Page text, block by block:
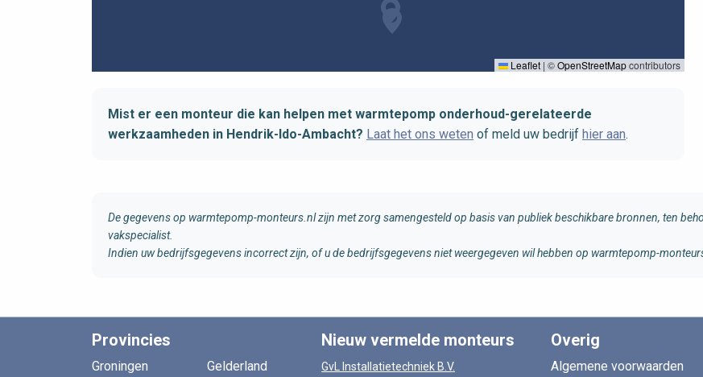
Leaflet | ©OpenStreetMapcontributors
Mist er een monteur die kan helpen met warmtepomp onderhoud-gerelateerde
werkzaamheden in Hendrik-Ido-Ambacht? Laat het ons weten of meld uw bedrijf hier aan.
De gegevens op warmtepomp-monteurs.nl zijn met zorg samengesteld op basis van publiek beschikbare bronnen, ten
vakspecialist.
Indien uw bedrijfsgegevens incorrect zijn, of u de bedrijfsgegevens niet weergegeven wil hebben op warmtepomp-
Provincies
Groningen Gelderland
Nieuw vermelde monteurs
GvL Installatietechniek B.V.
Overig
Algemene voorwaarden